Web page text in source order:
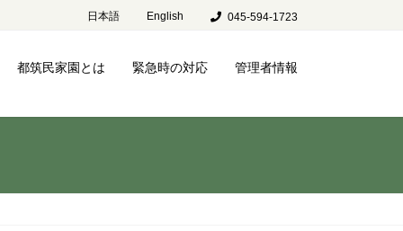
日本語 English 045-594-1723
都筑民家園とは 緊急時の対応 管理者情報